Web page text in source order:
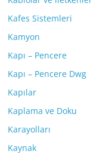
Kafes Sistemleri
Kamyon
Kapı – Pencere
Kapı – Pencere Dwg
Kapılar
Kaplama ve Doku
Karayolları
Kaynak